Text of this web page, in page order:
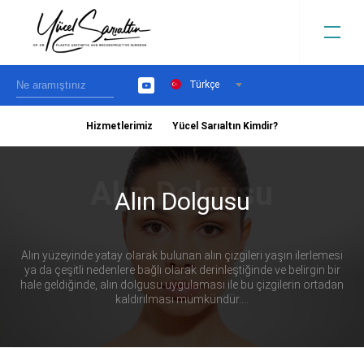
YouTubeTürkçe
Hizmetlerimiz Yücel Sarıaltın Kimdir?
Alın Dolgusu
Alın yüzeyinde yatay olarak bulunan alın çizgileri yaşın ilerlemesi
ya da çeşitli nedenlere bağlı olarak derinleştiğinde ve belirgin bir
hale geldiğinde, alın dolgusu uygulaması ile bu çizgilerin ortadan
kaldırılması mümkündür....